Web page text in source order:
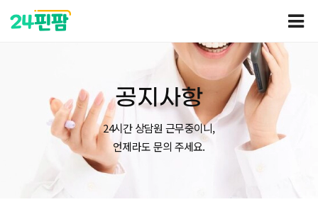
공지사항
24시간 상담원 근무중이니,
언제라도 문의 주세요.